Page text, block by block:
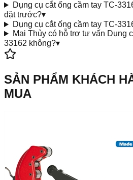
Dụng cụ cắt ống cầm tay TC-
đặt trước?▾
Dụng cụ cắt ống cầm tay TC-
Mai Thủy có hỗ trợ tư vấn Dụng
33162 không?▾
SẢN PHẨM KHÁCH
MUA